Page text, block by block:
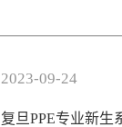
2023-09-24
复旦PPE专业新生